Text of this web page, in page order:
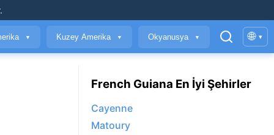
.
▼ Kuzey Amerika ▼ Okyanusya ▼ 🌐 ▾
French Guiana En İyi Şehirler
Cayenne
Matoury